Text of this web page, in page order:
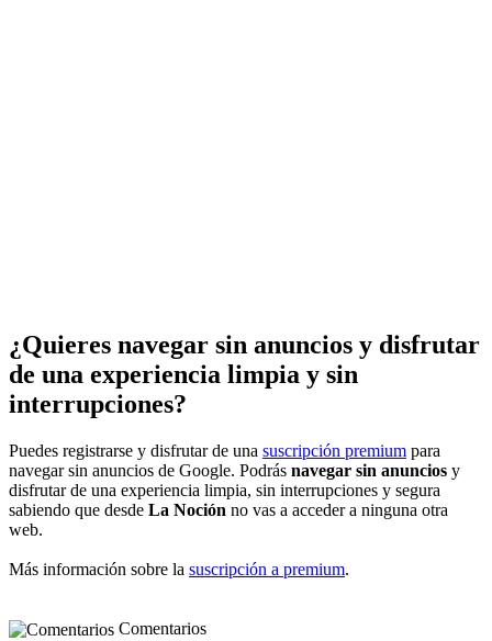
¿Quieres navegar sin anuncios y disfrutar
de una experiencia limpia y sin
interrupciones?
Puedes registrarse y disfrutar de una suscripción premium para
navegar sin anuncios de Google. Podrás navegar sin anuncios y
disfrutar de una experiencia limpia, sin interrupciones y segura
sabiendo que desde La Noción no vas a acceder a ninguna otra
web.
Más información sobre la suscripción a premium.
Comentarios